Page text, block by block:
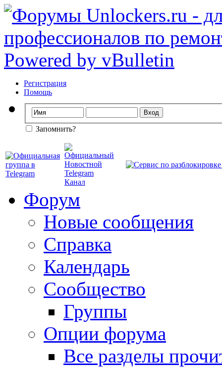
Регистрация
Помощь
Запомнить?
Форум
Новые сообщения
Справка
Календарь
Сообщество
Группы
Опции форума
Все разделы